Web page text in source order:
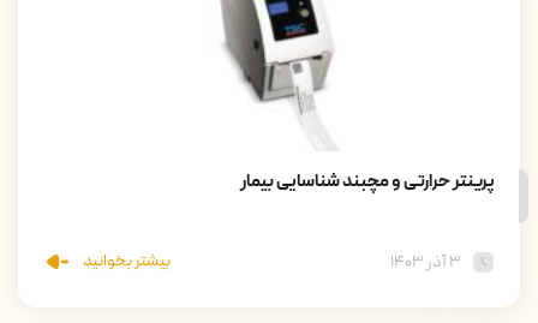
پرینتر حرارتی و مچبند شناسایی بیمار
۳ آذر ۱۴۰۳ بیشتر بخوانید